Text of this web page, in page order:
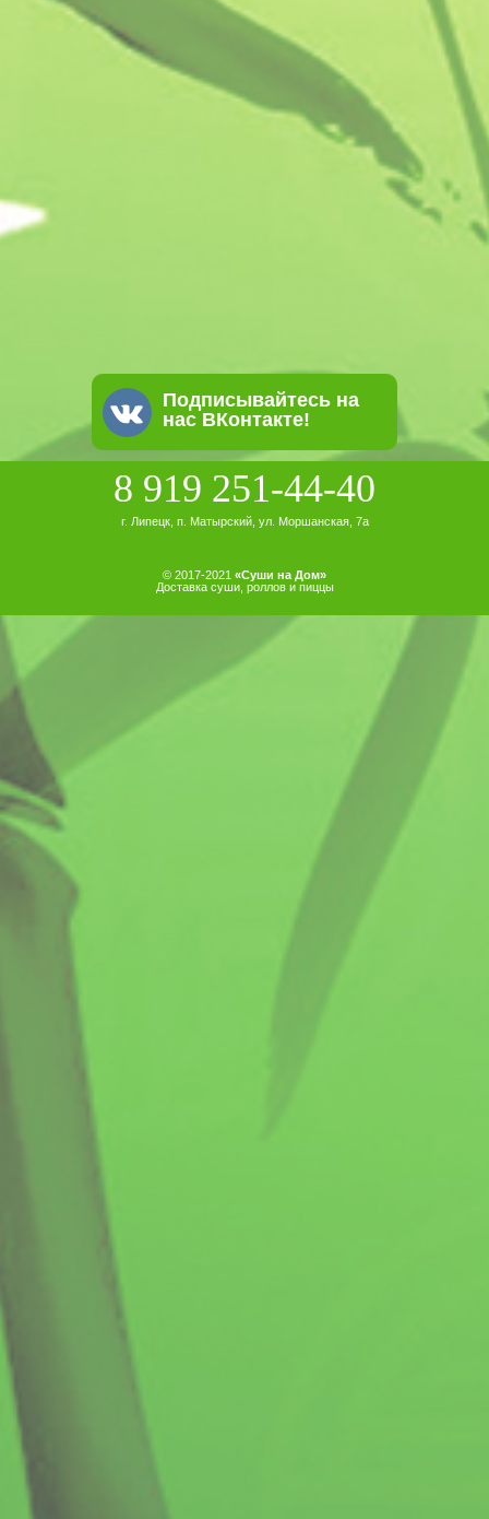
Подписывайтесь на
нас ВКонтакте!
8 919 251-44-40
г. Липецк, п. Матырский, ул. Моршанская, 7а
© 2017-2021 «Суши на Дом»
Доставка суши, роллов и пиццы